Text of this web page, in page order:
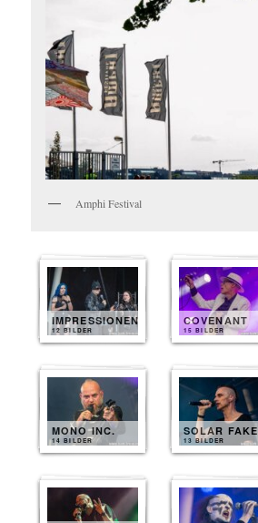
Amphi Festival
IMPRESSIONEN
12 BILDER
COVENANT
15 BILDER
MONO INC.
14 BILDER
SOLAR FAKE
13 BILDER